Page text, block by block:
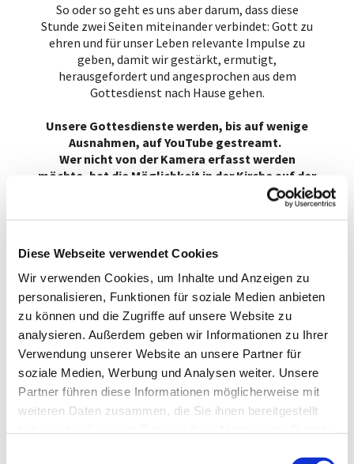
Diese Webseite verwendet Cookies
Wir verwenden Cookies, um Inhalte und Anzeigen zu
personalisieren, Funktionen für soziale Medien anbieten
zu können und die Zugriffe auf unsere Website zu
analysieren. Außerdem geben wir Informationen zu Ihrer
Verwendung unserer Website an unsere Partner für
soziale Medien, Werbung und Analysen weiter. Unsere
Partner führen diese Informationen möglicherweise mit
weiteren Daten zusammen, die Sie ihnen bereitgestellt
So oder so geht es uns aber darum, dass diese
Stunde zwei Seiten miteinander verbindet: Gott zu
ehren und für unser Leben relevante Impulse zu
geben, damit wir gestärkt, ermutigt,
herausgefordert und angesprochen aus dem
Gottesdienst nach Hause gehen.
Unsere Gottesdienste werden, bis auf wenige
Ausnahmen, auf YouTube gestreamt.
Wer nicht von der Kamera erfasst werden
möchte, hat die Möglichkeit in der Kirche auf der
im Gemeindehaus (Winterkirche) im hinteren Teil
des Gemeindesaales (hinter der Kamera) Platz
Link zu den YouTube
GOTTESDIENSTEN :KLICK
HIER
Link zu den Predigten:
KLICK HIER
Sie möchten auf dem laufenden
bleiben und Informationen